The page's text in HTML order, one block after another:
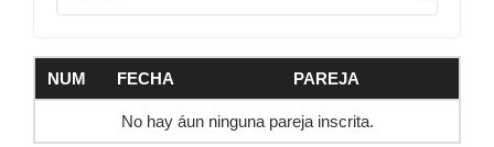
NUM FECHA PAREJA
No hay áun ninguna pareja inscrita.